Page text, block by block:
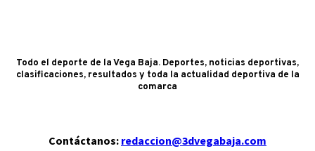
Todo el deporte de la Vega Baja. Deportes, noticias deportivas,
clasificaciones, resultados y toda la actualidad deportiva de la
comarca
Contáctanos: redaccion@3dvegabaja.com